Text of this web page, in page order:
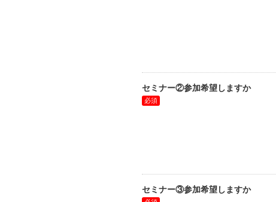
セミナー②参加希望しますか
セミナー③参加希望しますか